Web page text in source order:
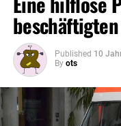
Published 10
By ots